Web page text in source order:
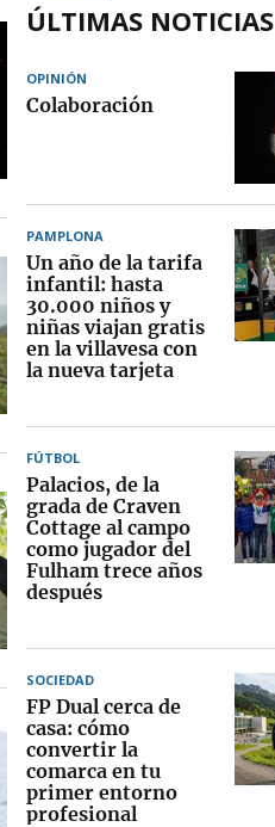
ÚLTIMAS NOTICIAS
OPINIÓN
Colaboración
PAMPLONA
Un año de la tarifa
infantil: hasta
30.000 niños y
niñas viajan gratis
en la villavesa con
la nueva tarjeta
FÚTBOL
Palacios, de la
grada de Craven
Cottage al campo
como jugador del
Fulham trece años
después
SOCIEDAD
FP Dual cerca de
casa: cómo
convertir la
comarca en tu
primer entorno
profesional